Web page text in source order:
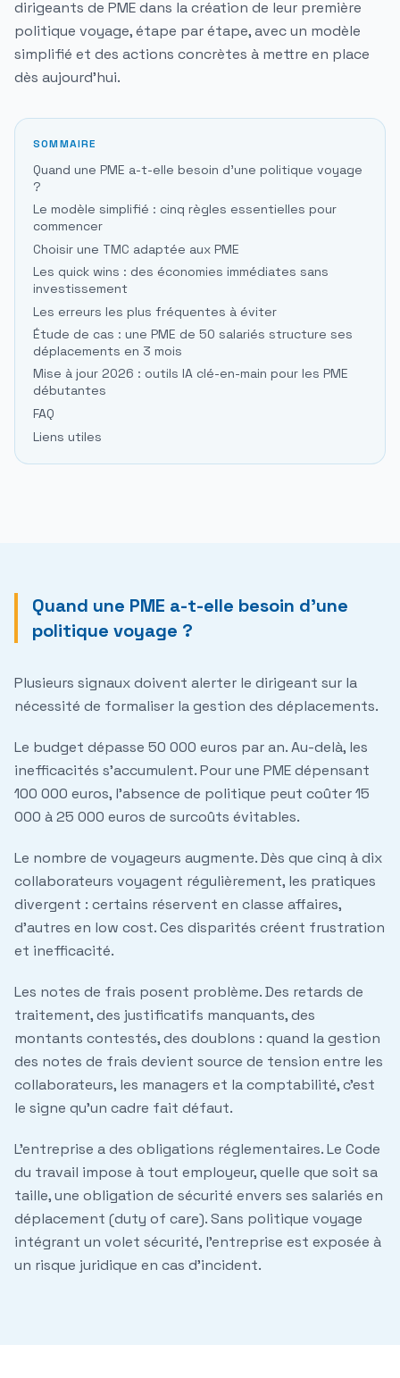
dirigeants de PME dans la création de leur première
politique voyage, étape par étape, avec un modèle
simplifié et des actions concrètes à mettre en place
dès aujourd'hui.
SOMMAIRE
Quand une PME a-t-elle besoin d'une politique voyage
?
Le modèle simplifié : cinq règles essentielles pour
commencer
Choisir une TMC adaptée aux PME
Les quick wins : des économies immédiates sans
investissement
Les erreurs les plus fréquentes à éviter
Étude de cas : une PME de 50 salariés structure ses
déplacements en 3 mois
Mise à jour 2026 : outils IA clé-en-main pour les PME
débutantes
FAQ
Liens utiles
Quand une PME a-t-elle besoin d'une
politique voyage ?
Plusieurs signaux doivent alerter le dirigeant sur la
nécessité de formaliser la gestion des déplacements.
Le budget dépasse 50 000 euros par an.Au-delà, les
inefficacités s'accumulent. Pour une PME dépensant
100 000 euros, l'absence de politique peut coûter 15
000 à 25 000 euros de surcoûts évitables.
Le nombre de voyageurs augmente.Dès que cinq à dix
collaborateurs voyagent régulièrement, les pratiques
divergent : certains réservent en classe affaires,
d'autres en low cost. Ces disparités créent frustration
et inefficacité.
Les notes de frais posent problème.Des retards de
traitement, des justificatifs manquants, des
montants contestés, des doublons : quand la gestion
des notes de frais devient source de tension entre les
collaborateurs, les managers et la comptabilité, c'est
le signe qu'un cadre fait défaut.
L'entreprise a des obligations réglementaires.Le Code
du travail impose à tout employeur, quelle que soit sa
taille, une obligation de sécurité envers ses salariés en
déplacement (duty of care). Sans politique voyage
intégrant un volet sécurité, l'entreprise est exposée à
un risque juridique en cas d'incident.